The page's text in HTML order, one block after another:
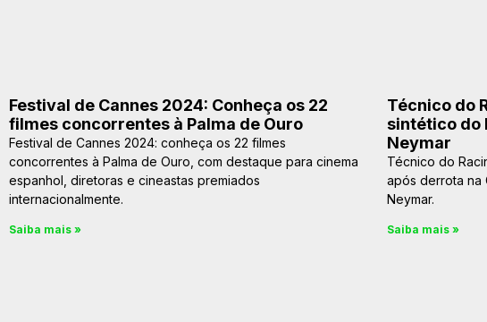
Festival de Cannes 2024: Conheça os 22
filmes concorrentes à Palma de Ouro
Festival de Cannes 2024: conheça os 22 filmes
concorrentes à Palma de Ouro, com destaque para cinema
espanhol, diretoras e cineastas premiados
internacionalmente.
Saiba mais »
Técnico do
sintético do
Neymar
Técnico do
após derrota na
Neymar.
Saiba mais »